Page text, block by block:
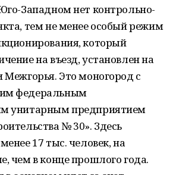
Западном нет контрольно-
тем не менее особый режим
который
на въезд, установлен на
Межгорья. Это моногород с
федеральным
унитарным предприятием
№ 30». Здесь
17 тыс. человек, на
чем в конце прошлого года.